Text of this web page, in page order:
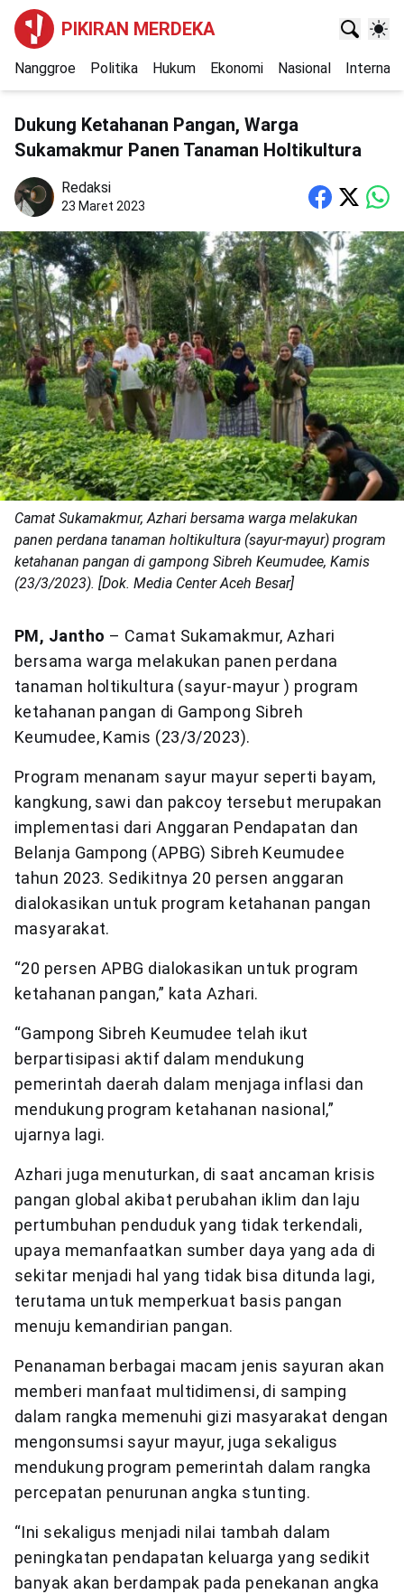
PIKIRAN MERDEKA
Nanggroe Politika Hukum Ekonomi Nasional
Dukung Ketahanan Pangan, Warga
Sukamakmur Panen Tanaman Holtikultura
Redaksi
23 Maret 2023
Camat Sukamakmur, Azhari bersama warga melakukan
panen perdana tanaman holtikultura (sayur-mayur) program
ketahanan pangan di gampong Sibreh Keumudee, Kamis
(23/3/2023). [Dok. Media Center Aceh Besar]
PM, Jantho – Camat Sukamakmur, Azhari
bersama warga melakukan panen perdana
tanaman holtikultura (sayur-mayur ) program
ketahanan pangan di Gampong Sibreh
Keumudee, Kamis (23/3/2023).
Program menanam sayur mayur seperti bayam,
kangkung, sawi dan pakcoy tersebut merupakan
implementasi dari Anggaran Pendapatan dan
Belanja Gampong (APBG) Sibreh Keumudee
tahun 2023. Sedikitnya 20 persen anggaran
dialokasikan untuk program ketahanan pangan
masyarakat.
“20 persen APBG dialokasikan untuk program
ketahanan pangan,” kata Azhari.
“Gampong Sibreh Keumudee telah ikut
berpartisipasi aktif dalam mendukung
pemerintah daerah dalam menjaga inflasi dan
mendukung program ketahanan nasional,”
ujarnya lagi.
Azhari juga menuturkan, di saat ancaman krisis
pangan global akibat perubahan iklim dan laju
pertumbuhan penduduk yang tidak terkendali,
upaya memanfaatkan sumber daya yang ada di
sekitar menjadi hal yang tidak bisa ditunda lagi,
terutama untuk memperkuat basis pangan
menuju kemandirian pangan.
Penanaman berbagai macam jenis sayuran akan
memberi manfaat multidimensi, di samping
dalam rangka memenuhi gizi masyarakat dengan
mengonsumsi sayur mayur, juga sekaligus
mendukung program pemerintah dalam rangka
percepatan penurunan angka stunting.
“Ini sekaligus menjadi nilai tambah dalam
peningkatan pendapatan keluarga yang sedikit
banyak akan berdampak pada penekanan angka